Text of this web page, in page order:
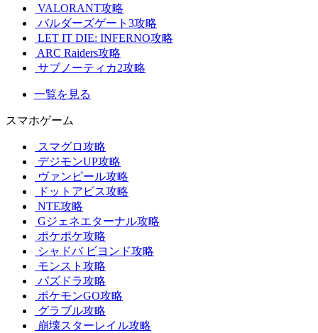
VALORANT攻略
バルダーズゲート3攻略
LET IT DIE: INFERNO攻略
ARC Raiders攻略
サブノーティカ2攻略
一覧を見る
スマホゲーム
スマグロ攻略
デジモンUP攻略
ヴァンピール攻略
ドットアビス攻略
NTE攻略
Gジェネエターナル攻略
ポケポケ攻略
シャドバ ビヨンド攻略
モンスト攻略
パズドラ攻略
ポケモンGO攻略
グラブル攻略
崩壊スターレイル攻略